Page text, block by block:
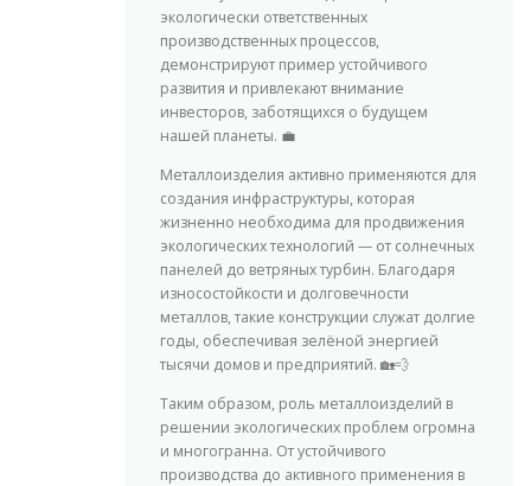
экологически ответственных
производственных процессов,
демонстрируют пример устойчивого
развития и привлекают внимание
инвесторов, заботящихся о будущем
нашей планеты. 💼
Металлоизделия активно применяются для
создания инфраструктуры, которая
жизненно необходима для продвижения
экологических технологий — от солнечных
панелей до ветряных турбин. Благодаря
износостойкости и долговечности
металлов, такие конструкции служат долгие
годы, обеспечивая зелёной энергией
тысячи домов и предприятий. 🏡💨
Таким образом, роль металлоизделий в
решении экологических проблем огромна
и многогранна. От устойчивого
производства до активного применения в